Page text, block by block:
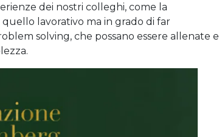
dei nostri colleghi, come la
lavorativo ma in grado di far
solving, che possano essere allenate e